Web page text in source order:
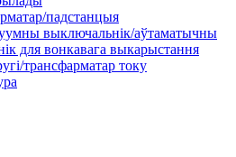
падстанцыя
выключальнік/аўтаматычны
для вонкавага выкарыстання
трансфарматар току